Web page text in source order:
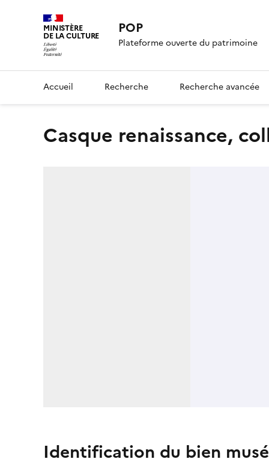
MINISTÈRE
DE LA CULTURE POP
Plateforme ouverte du patrimoine
Accueil Recherche Recherche avancée
Casque renaissance,
Identification du bien